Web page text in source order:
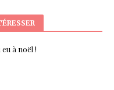
à noël !